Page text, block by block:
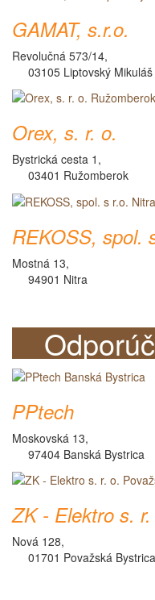
GAMAT, s.r.o.
Revolučná 573/14,
03105 Liptovský Mikuláš
Orex, s. r. o.
Bystrická cesta 1,
03401 Ružomberok
REKOSS, spol.
Mostná 13,
94901 Nitra
PPtech
Moskovská 13,
97404 Banská Bystrica
ZK - Elektro s. r.
Nová 128,
01701 Považská Bystrica